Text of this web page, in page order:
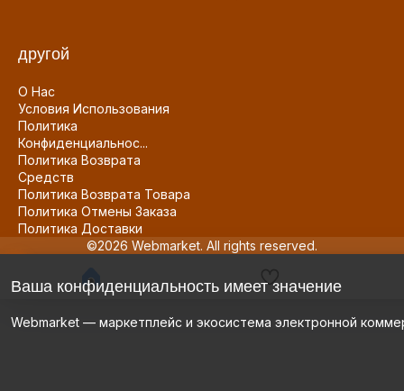
другой
О Нас
Условия Использования
Политика
Конфиденциальнос...
Политика Возврата
Средств
Политика Возврата Товара
Политика Отмены Заказа
Политика Доставки
©2026 Webmarket. All rights reserved.
Ваша конфиденциальность имеет значение
Webmarket — маркетплейс и экосистема электронной